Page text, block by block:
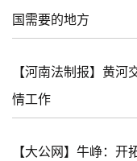
国需要的地方
【河南法制报】黄
情工作
【大公网】牛峥：